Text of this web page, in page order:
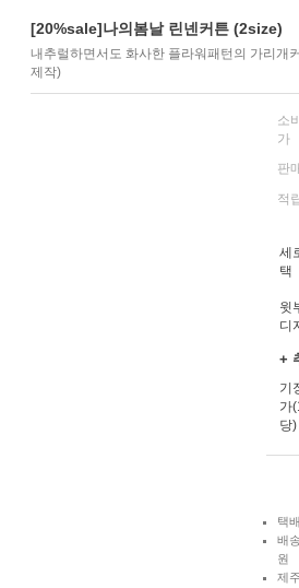
[20%sale]나의봄날 린넨커튼 (2size)
내추럴하면서도 화사한 플라워패턴의 가리개
제작)
소
가
판
적
세
택
윗
디
+
기
가
당)
택
배
원
제